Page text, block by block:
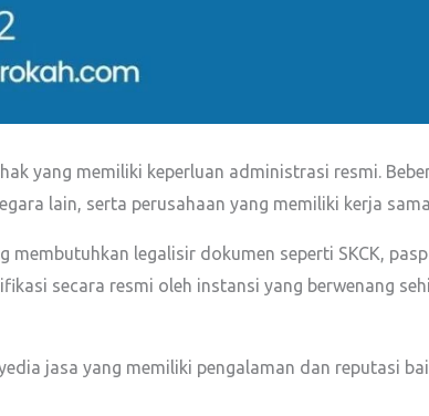
yang memiliki keperluan administrasi resmi.
lain, serta perusahaan yang memiliki kerja
membutuhkan legalisir dokumen seperti SKCK,
secara resmi oleh instansi yang berwenang
jasa yang memiliki pengalaman dan reputasi